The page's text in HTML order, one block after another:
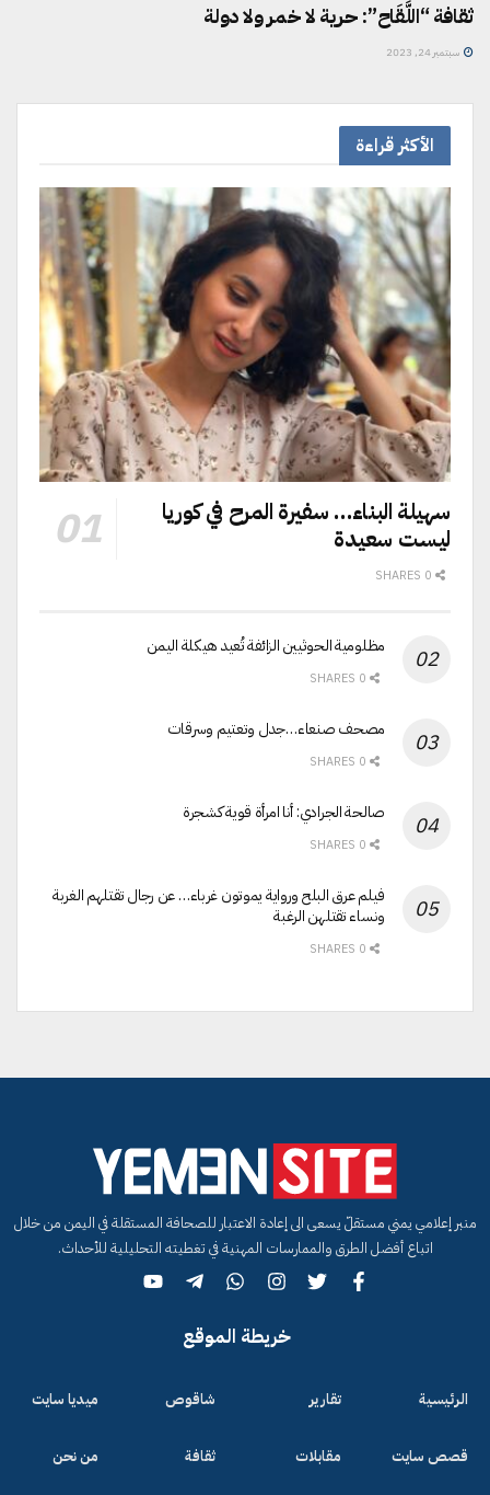
ثقافة “اللَّقَاح”: حرية لا خمر ولا دولة
سبتمبر 24, 2023
الأكثر قراءة
سهيلة البناء… سفيرة المرح في كوريا
ليست سعيدة
مظلومية الحوثيين الزائفة تُعيد هيكلة اليمن
مصحف صنعاء…جدل وتعتيم وسرقات
صالحة الجرادي: أنا امرأة قوية كشجرة
فيلم عرق البلح ورواية يموتون غرباء… عن رجال تقتلهم الغربة
ونساء تقتلهن الرغبة
منبر إعلامي يمني مستقلّ يسعى الى إعادة الاعتبار للصحافة المستقلة في اليمن من خلال
اتباع أفضل الطرق والممارسات المهنية في تغطيته التحليلية للأحداث.
خريطة الموقع
الرئيسية
قصص سايت
تقارير
مقابلات
شاقوص
ثقافة
ميديا سايت
من نحن